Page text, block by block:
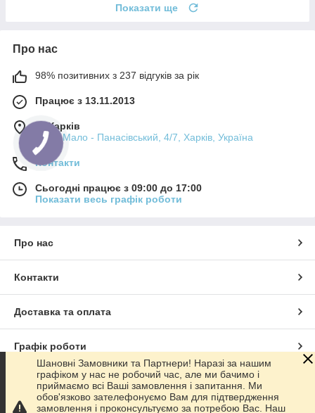
Показати ще
Про нас
98% позитивних з 237 відгуків за рік
Працює з 13.11.2013
м. Харків
пров. Мало - Панасівський, 4/7, Харків, Україна
Контакти
Сьогодні працює з 09:00 до 17:00
Показати весь графік роботи
Про нас
Контакти
Доставка та оплата
Графік роботи
Повна версія сайту
Шановні Замовники та Партнери! Наразі за нашим
графіком у нас не робочий час, але ми бачимо і
приймаємо всі Ваші замовлення і запитання. Ми
обов'язково зателефонуємо Вам для підтвердження
замовлення і проконсультуємо за потребою Вас. Наш